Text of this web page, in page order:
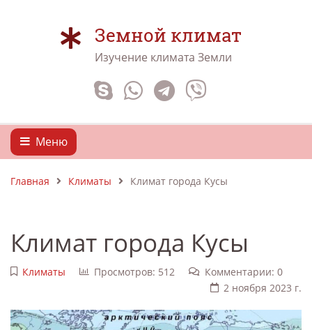
Земной климат
Изучение климата Земли
Меню
Главная Климаты Климат города Кусы
Климат города Кусы
Климаты Просмотров: 512
Комментарии: 0
2 ноября 2023 г.